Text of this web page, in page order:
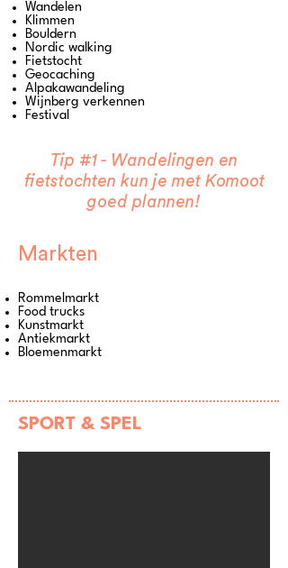
Wandelen
Klimmen
Bouldern
Nordic walking
Fietstocht
Geocaching
Alpakawandeling
Wijnberg verkennen
Festival
Tip #1 - Wandelingen en
fietstochten kun je met Komoot
goed plannen!
Markten
Rommelmarkt
Food trucks
Kunstmarkt
Antiekmarkt
Bloemenmarkt
SPORT & SPEL